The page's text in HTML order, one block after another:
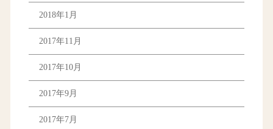
2018年1月
2017年11月
2017年10月
2017年9月
2017年7月